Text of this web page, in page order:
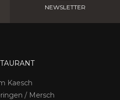
NEWSLETTER
Kaesch
/ Mersch